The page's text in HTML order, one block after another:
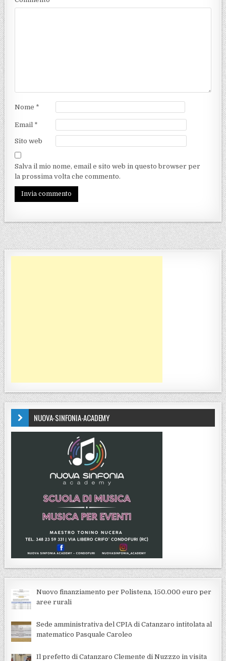
Nome *
Email *
Sito web
Salva il mio nome, email e sito web in questo browser per
la prossima volta che commento.
NUOVA-SINFONIA-ACADEMY
Nuovo finanziamento per Polistena, 150.000 euro per
aree rurali
Sede amministrativa del CPIA di Catanzaro intitolata al
matematico Pasquale Caroleo
Il prefetto di Catanzaro Clemente di Nuzzzo in visita